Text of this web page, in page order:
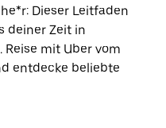
Dieser Leitfaden
deiner Zeit in
mit Uber vom
entdecke beliebte